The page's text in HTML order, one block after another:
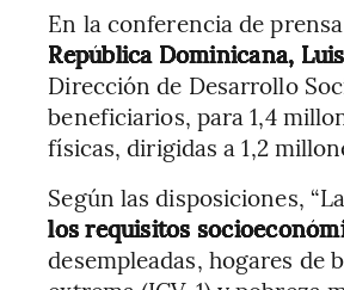
En la conferencia de
República Dominicana,
Dirección de Desarrollo
beneficiarios, para 1,4
físicas, dirigidas a 1,2
Según las disposiciones,
los requisitos
desempleadas, hogares de